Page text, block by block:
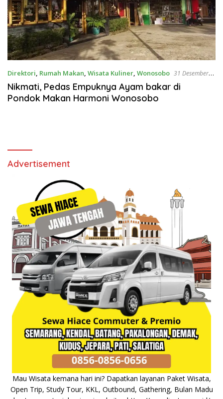
Direktori, Rumah Makan, Wisata Kuliner, Wonosobo 31 Desember
2020
Nikmati, Pedas Empuknya Ayam bakar di
Pondok Makan Harmoni Wonosobo
Advertisement
Mau Wisata kemana hari ini? Dapatkan layanan Paket Wisata,
Open Trip, Study Tour, KKL, Outbound, Gathering, Bulan Madu